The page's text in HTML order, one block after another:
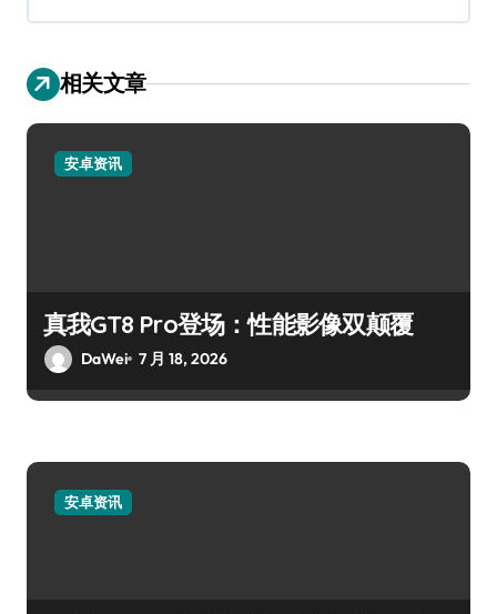
相关文章
安卓资讯
真我GT8 Pro登场：性能影像双颠覆
DaWei 7 月 18, 2026
安卓资讯